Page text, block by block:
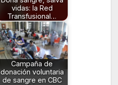
vidas: la Red
Transfusional…
Campaña de
donación voluntaria
de sangre en CBC